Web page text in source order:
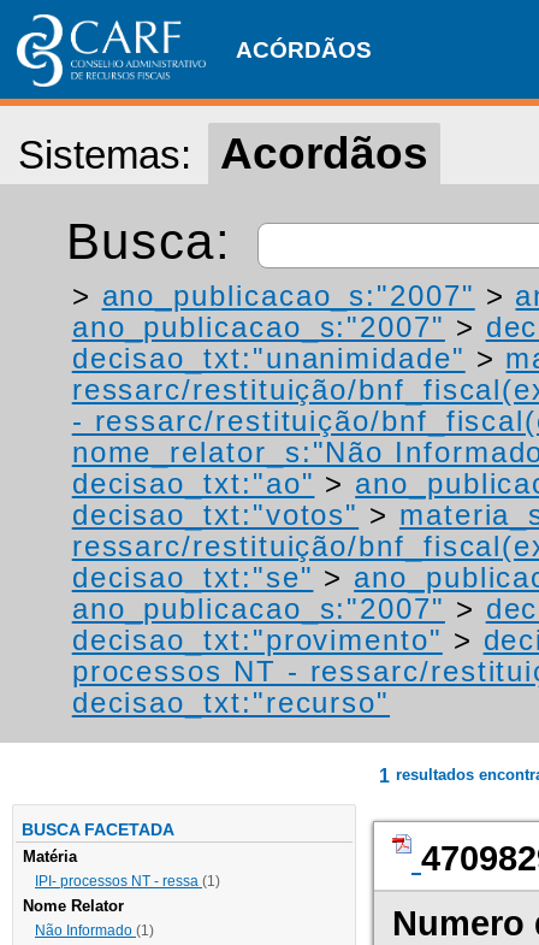
ACÓRDÃOS
Sistemas: Acordãos
Busca:
> ano_publicacao_s:"2007" >
ano_publicacao_s:"2007" >
decisao_txt:"unanimidade" >
ressarc/restituição/
- ressarc/restituição/
nome_relator_s:"Não
decisao_txt:"ao" >
decisao_txt:"votos" >
ressarc/restituição/
decisao_txt:"se" >
ano_publicacao_s:"2007" >
decisao_txt:"provimento" >
processos NT - ressarc/
decisao_txt:"recurso"
BUSCA FACETADA
Matéria
IPI- processos NT - ressa (1)
Nome Relator
Não Informado (1)
1 resultados
Numero